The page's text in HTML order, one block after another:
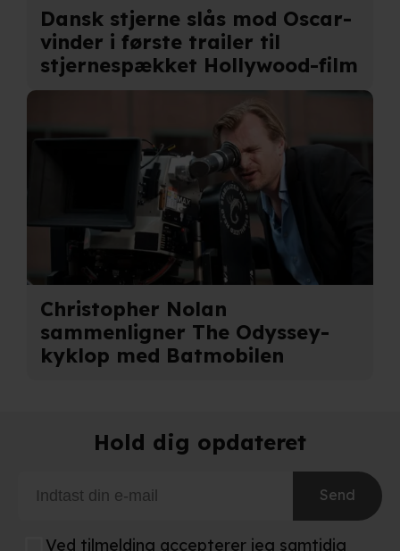
Dansk stjerne slås mod Oscar-
vinder i første trailer til
stjernespækket Hollywood-film
Christopher Nolan
sammenligner The Odyssey-
kyklop med Batmobilen
Hold dig opdateret
Send
Ved tilmelding accepterer jeg samtidig